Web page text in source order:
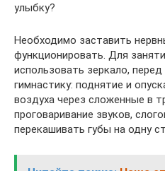
улыбку?
Необходимо заставить
функционировать. Для
использовать зеркало,
гимнастику: поднятие и
воздуха через сложенные в
проговаривание звуков,
перекашивать губы на одну